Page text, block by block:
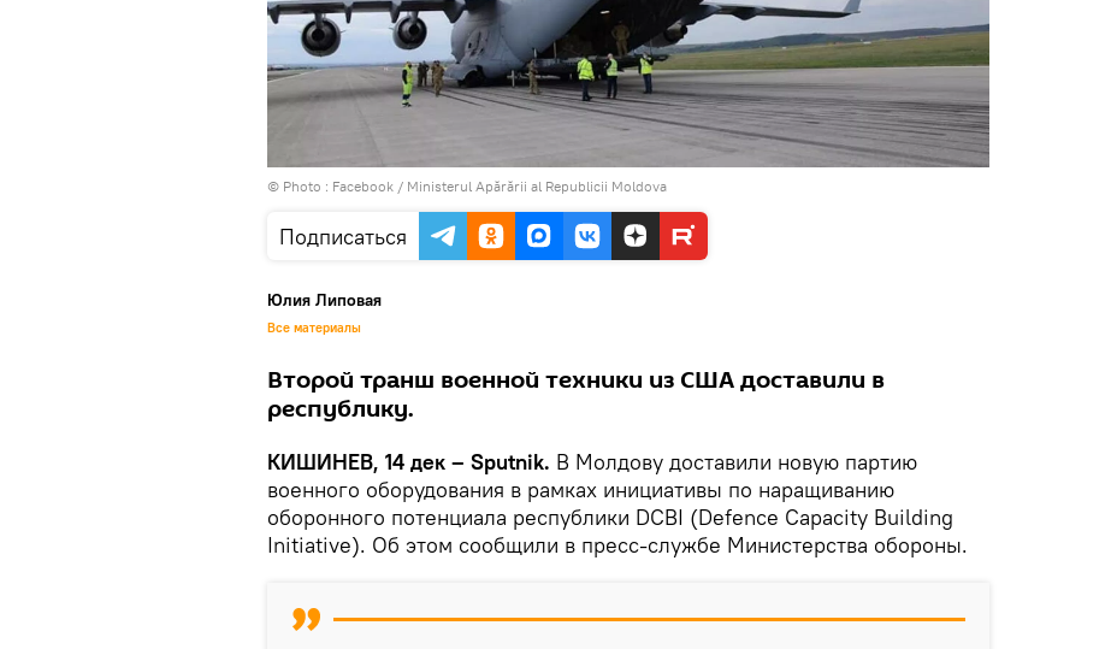
© Photo : Facebook / Ministerul Apărării al Republicii Moldova
Подписаться
Юлия Липовая
Все материалы
Второй транш военной техники из США доставили в
республику.
КИШИНЕВ, 14 дек – Sputnik. В Молдову доставили новую партию
военного оборудования в рамках инициативы по наращиванию
оборонного потенциала республики DCBI (Defence Capacity Building
Initiative). Об этом сообщили в пресс-службе Министерства обороны.